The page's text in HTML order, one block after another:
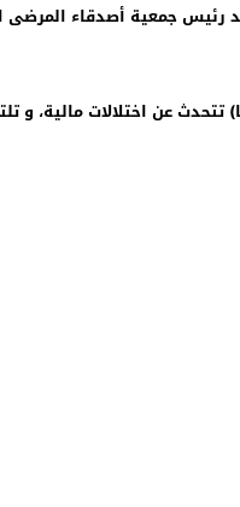
رئيس جمعية أصدقاء المرضى
بريس على نسخة منها) تتحدث عن